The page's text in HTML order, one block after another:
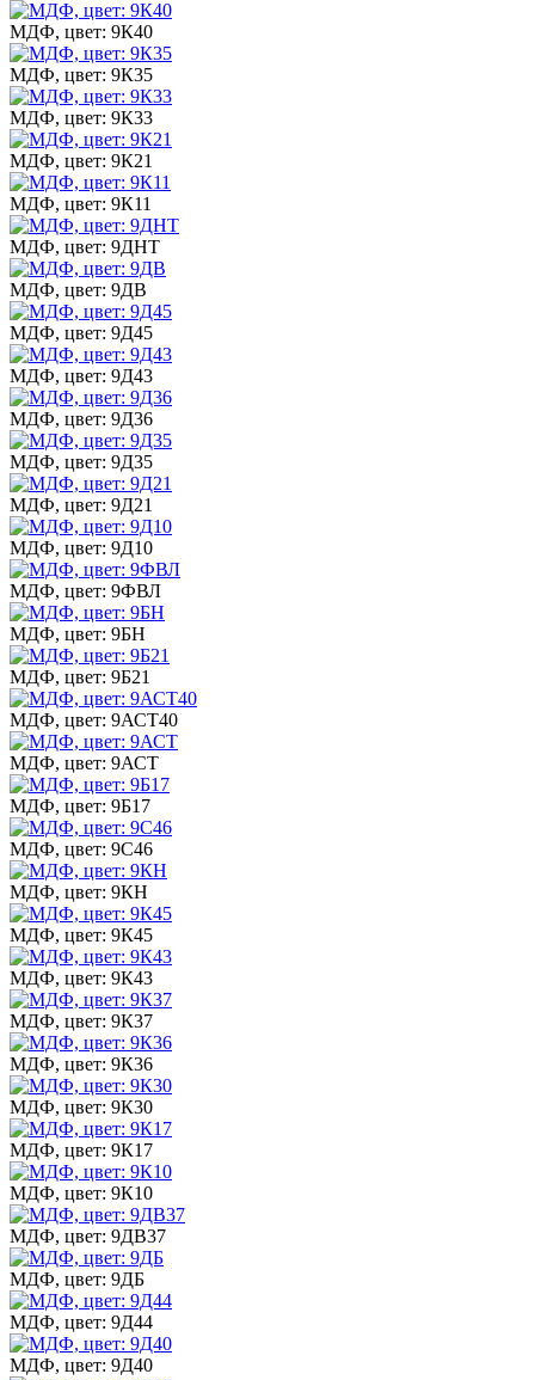
МДФ, цвет: 9К40
МДФ, цвет: 9К35
МДФ, цвет: 9К33
МДФ, цвет: 9К21
МДФ, цвет: 9К11
МДФ, цвет: 9ДНТ
МДФ, цвет: 9ДВ
МДФ, цвет: 9Д45
МДФ, цвет: 9Д43
МДФ, цвет: 9Д36
МДФ, цвет: 9Д35
МДФ, цвет: 9Д21
МДФ, цвет: 9Д10
МДФ, цвет: 9ФВЛ
МДФ, цвет: 9БН
МДФ, цвет: 9Б21
МДФ, цвет: 9АСТ40
МДФ, цвет: 9АСТ
МДФ, цвет: 9Б17
МДФ, цвет: 9С46
МДФ, цвет: 9КН
МДФ, цвет: 9К45
МДФ, цвет: 9К43
МДФ, цвет: 9К37
МДФ, цвет: 9К36
МДФ, цвет: 9К30
МДФ, цвет: 9К17
МДФ, цвет: 9К10
МДФ, цвет: 9ДВ37
МДФ, цвет: 9ДБ
МДФ, цвет: 9Д44
МДФ, цвет: 9Д40